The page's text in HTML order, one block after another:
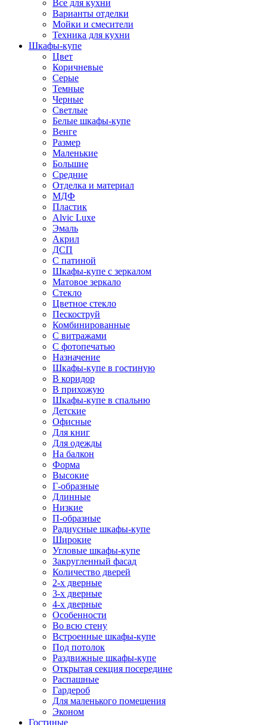
Все для кухни
Варианты отделки
Мойки и смесители
Техника для кухни
Шкафы-купе
Цвет
Коричневые
Серые
Темные
Черные
Светлые
Белые шкафы-купе
Венге
Размер
Маленькие
Большие
Средние
Отделка и материал
МДФ
Пластик
Alvic Luxe
Эмаль
Акрил
ДСП
С патиной
Шкафы-купе с зеркалом
Матовое зеркало
Стекло
Цветное стекло
Пескоструй
Комбинированные
С витражами
С фотопечатью
Назначение
Шкафы-купе в гостиную
В коридор
В прихожую
Шкафы-купе в спальню
Детские
Офисные
Для книг
Для одежды
На балкон
Форма
Высокие
Г-образные
Длинные
Низкие
П-образные
Радиусные шкафы-купе
Широкие
Угловые шкафы-купе
Закругленный фасад
Количество дверей
2-х дверные
3-х дверные
4-х дверные
Особенности
Во всю стену
Встроенные шкафы-купе
Под потолок
Раздвижные шкафы-купе
Открытая секция посередине
Распашные
Гардероб
Для маленького помещения
Эконом
Гостиные